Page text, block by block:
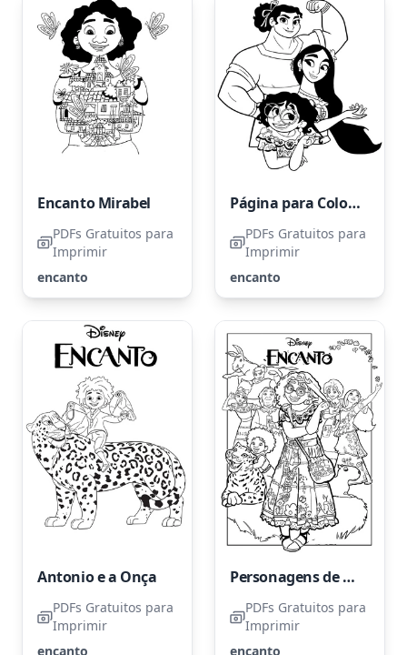
Encanto Mirabel
PDFs Gratuitos para
Imprimir
encanto
Página para Colorir Encanto para Imprimir
PDFs Gratuitos para
Imprimir
encanto
Antonio e a Onça
PDFs Gratuitos para
Imprimir
encanto
Personagens de Encanto
PDFs Gratuitos para
Imprimir
encanto